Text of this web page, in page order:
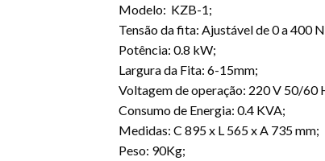
Modelo: KZB-1;
Tensão da fita: Ajustável de 0 a 400
Potência: 0.8 kW;
Largura da Fita: 6-15mm;
Voltagem de operação: 220 V 50/60
Consumo de Energia: 0.4 KVA;
Medidas: C 895 x L 565 x A 735 mm;
Peso: 90Kg;